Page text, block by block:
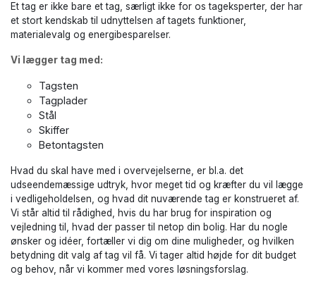
Et tag er ikke bare et tag, særligt ikke for os tageksperter, der har
et stort kendskab til udnyttelsen af tagets funktioner,
materialevalg og energibesparelser.
Vi lægger tag med:
Tagsten
Tagplader
Stål
Skiffer
Betontagsten
Hvad du skal have med i overvejelserne, er bl.a. det
udseendemæssige udtryk, hvor meget tid og kræfter du vil lægge
i vedligeholdelsen, og hvad dit nuværende tag er konstrueret af.
Vi står altid til rådighed, hvis du har brug for inspiration og
vejledning til, hvad der passer til netop din bolig. Har du nogle
ønsker og idéer, fortæller vi dig om dine muligheder, og hvilken
betydning dit valg af tag vil få. Vi tager altid højde for dit budget
og behov, når vi kommer med vores løsningsforslag.